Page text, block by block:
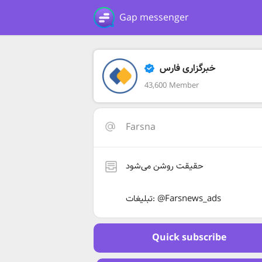
Gap messenger
خبرگزاری فارس
43,600 Member
Farsna
حقیقت روشن می‌شود
تبلیغات: @Farsnews_ads
Quick subscribe